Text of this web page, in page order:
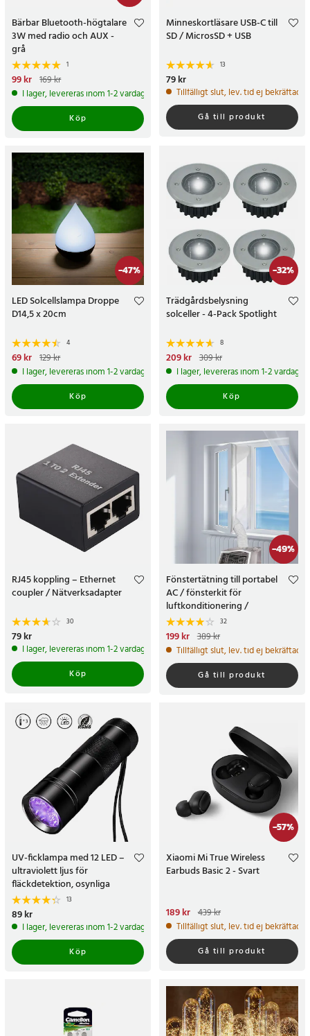
Bärbar Bluetooth-högtalare
3W med radio och AUX -
grå
1
Nuvarande pris
pris:169 kr
99 kr 169 kr
I lager, levereras inom 1-2 vardagar
Köp
Minneskortläsare USB-C till
SD / MicrosSD + USB
13
Pris:
79 kr
Tillfälligt slut, lev. tid ej bekräftad.
Gå till produkt
-47%
LED Solcellslampa Droppe
D14,5 x 20cm
4
Nuvarande pris
pris:129 kr
69 kr 129 kr
I lager, levereras inom 1-2 vardagar
Köp
-32%
Trädgårdsbelysning
solceller - 4-Pack Spotlight
8
Nuvarande pris
pris:309 kr
209 kr 309 kr
I lager, levereras inom 1-2 vardagar
Köp
RJ45 koppling – Ethernet
coupler / Nätverksadapter
30
Pris:
79 kr
I lager, levereras inom 1-2 vardagar
Köp
-49%
Fönstertätning till portabel
AC / fönsterkit för
luftkonditionering /
tätningsduk 400 cm
32
Nuvarande pris
pris:389 kr
199 kr 389 kr
Tillfälligt slut, lev. tid ej bekräftad.
Gå till produkt
UV-ficklampa med 12 LED –
ultraviolett ljus för
fläckdetektion, osynliga
meddelanden och spårsäkring
13
Pris:
89 kr
I lager, levereras inom 1-2 vardagar
Köp
-57%
Xiaomi Mi True Wireless
Earbuds Basic 2 - Svart
Nuvarande pris
pris:439 kr
189 kr 439 kr
Tillfälligt slut, lev. tid ej bekräftad.
Gå till produkt